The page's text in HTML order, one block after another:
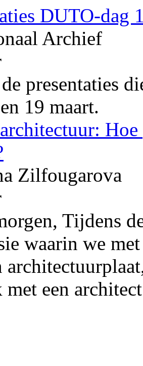
DUTO-dag
Archief
presentaties
19 maart.
Zilfougarova
Tijdens
waarin we
met een